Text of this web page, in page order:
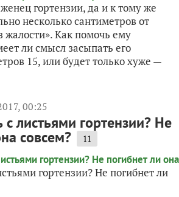
гортензии, да и к тому же
несколько сантиметров от
жалости». Как помочь ему
ли смысл засыпать его
15, или будет только хуже —
00:25
с листьями гортензии? Не
совсем? 11
гортензии? Не погибнет ли